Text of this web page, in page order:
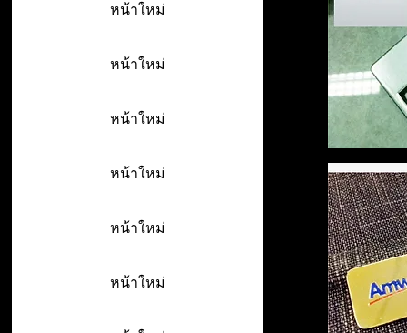
หน้าใหม่
หน้าใหม่
หน้าใหม่
หน้าใหม่
หน้าใหม่
หน้าใหม่